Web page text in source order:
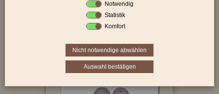
Sie befinden sich in folgender Kategorie:
gedrückte Perlen runde Perlen
Notwendig
Statistik
Komfort
Nicht notwendige abwählen
Auswahl bestätigen